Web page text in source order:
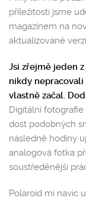
příležitosti jsme
magazínem na
aktualizované
Jsi zřejmě jeden
nikdy
vlastně začal.
Digitální
dost podobných
následně hodiny
analogová fotka
soustředěnější
Polaroid mi navíc